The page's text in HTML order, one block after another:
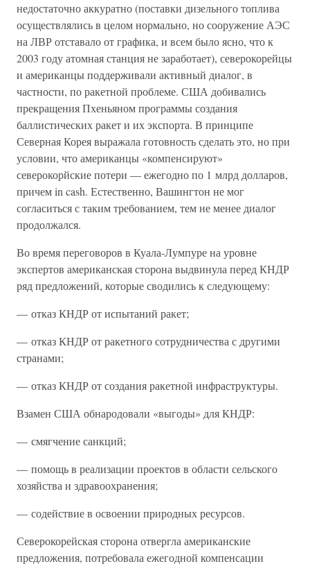
недостаточно аккуратно (поставки дизельного топлива
осуществлялись в целом нормально, но сооружение АЭС
на ЛВР отставало от графика, и всем было ясно, что к
2003 году атомная станция не заработает), северокорейцы
и американцы поддерживали активный диалог, в
частности, по ракетной проблеме. США добивались
прекращения Пхеньяном программы создания
баллистических ракет и их экспорта. В принципе
Северная Корея выражала готовность сделать это, но при
условии, что американцы «компенсируют»
северокорйские потери — ежегодно по 1 млрд долларов,
причем in cash. Естественно, Вашингтон не мог
согласиться с таким требованием, тем не менее диалог
продолжался.
Во время переговоров в Куала-Лумпуре на уровне
экспертов американская сторона выдвинула перед КНДР
ряд предложений, которые сводились к следующему:
— отказ КНДР от испытаний ракет;
— отказ КНДР от ракетного сотрудничества с другими
странами;
— отказ КНДР от создания ракетной инфраструктуры.
Взамен США обнародовали «выгоды» для КНДР:
— смягчение санкций;
— помощь в реализации проектов в области сельского
хозяйства и здравоохранения;
— содействие в освоении природных ресурсов.
Северокорейская сторона отвергла американские
предложения, потребовала ежегодной компенсации